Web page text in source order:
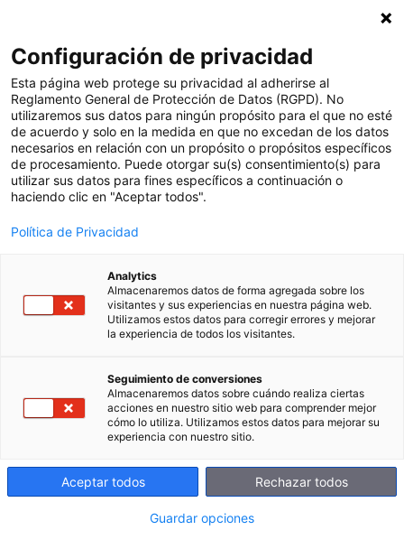
X
Configuración de privacidad
Esta página web protege su privacidad al adherirse al
Reglamento General de Protección de Datos (RGPD). No
utilizaremos sus datos para ningún propósito para el que no esté
de acuerdo y solo en la medida en que no excedan de los datos
necesarios en relación con un propósito o propósitos específicos
de procesamiento. Puede otorgar su(s) consentimiento(s) para
utilizar sus datos para fines específicos a continuación o
haciendo clic en "Aceptar todos".
Política de Privacidad
Analytics
Almacenaremos datos de forma agregada sobre los
visitantes y sus experiencias en nuestra página web.
Utilizamos estos datos para corregir errores y mejorar
la experiencia de todos los visitantes.
Seguimiento de conversiones
Almacenaremos datos sobre cuándo realiza ciertas
acciones en nuestro sitio web para comprender mejor
cómo lo utiliza. Utilizamos estos datos para mejorar su
experiencia con nuestro sitio.
Aceptar todos Rechazar todos
Guardar opciones